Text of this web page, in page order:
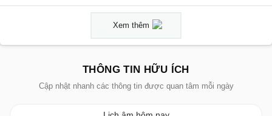
Xem thêm
THÔNG TIN HỮU ÍCH
Cập nhật nhanh các thông tin được quan tâm mỗi ngày